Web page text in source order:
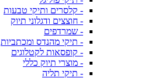
- קלסרים ותיקי טבעות
- חוצצים ודגלוני תיוק
- שמרדפים
- תיקי מהנדס ומכתביות
- קופסאות לקטלוגים
- מוצרי תיוק כללי
- תיקי תליה